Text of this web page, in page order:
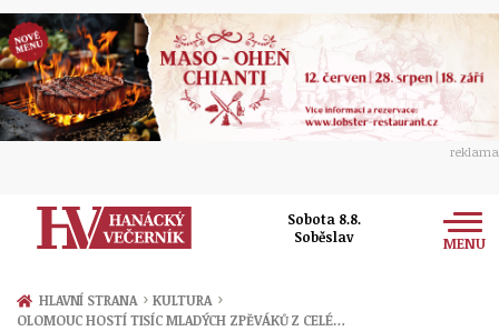
reklama
Sobota 8.8.
Soběslav
MENU
Zprávy
HLAVNÍ STRANA › KULTURA ›
OLOMOUC HOSTÍ TISÍC MLADÝCH ZPĚVÁKŮ Z CELÉ…